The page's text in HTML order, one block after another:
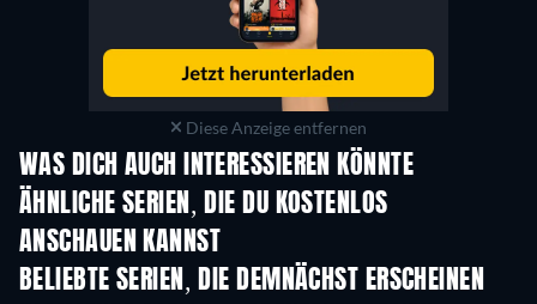
Diese Anzeige entfernen
WAS DICH AUCH INTERESSIEREN KÖNNTE
Serie Serie
ÄHNLICHE SERIEN, DIE DU KOSTENLOS
ANSCHAUEN KANNST
Serie
BELIEBTE SERIEN, DIE DEMNÄCHST ERSCHEINEN
Serie Serie